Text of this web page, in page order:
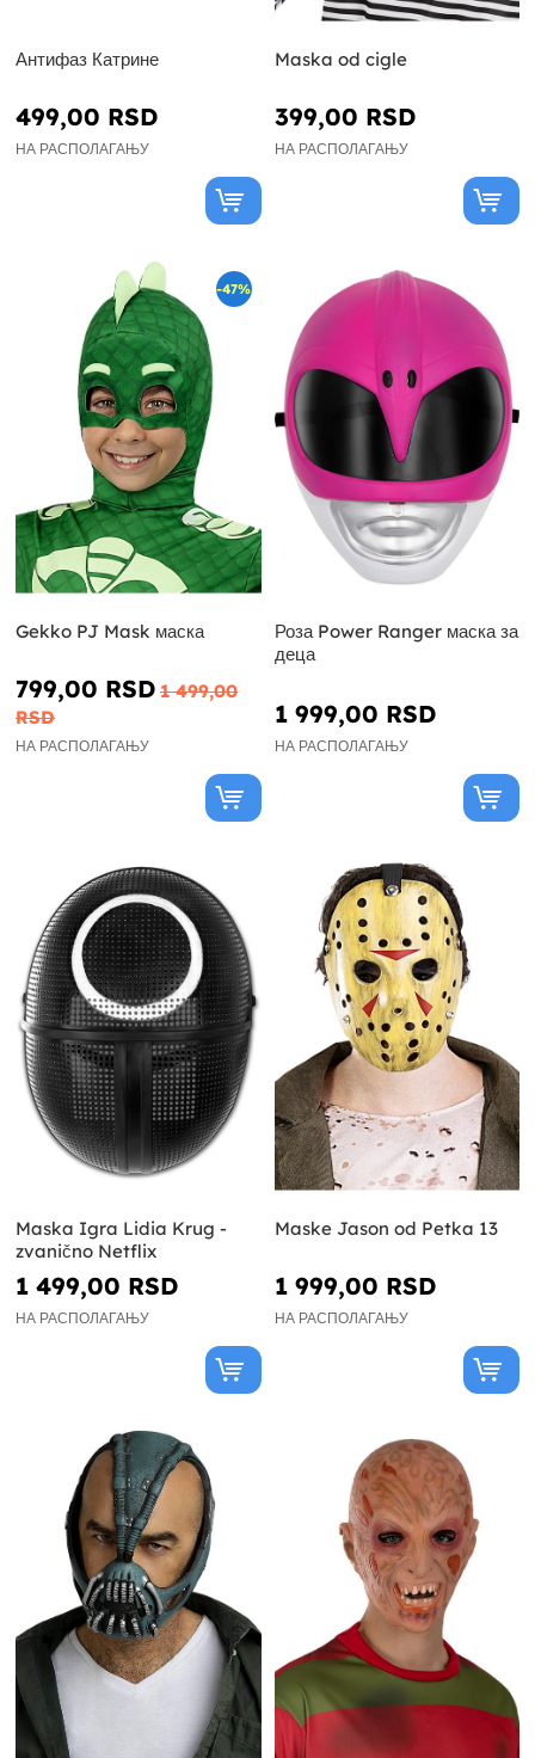
Антифаз Катрине
499,00 RSD
НА РАСПОЛАГАЊУ
Maska od cigle
399,00 RSD
НА РАСПОЛАГАЊУ
-47%
Gekko PJ Mask маска
799,00 RSD 1 499,00
RSD
НА РАСПОЛАГАЊУ
Роза Power Ranger маска за
деца
1 999,00 RSD
НА РАСПОЛАГАЊУ
Maska Igra Lidia Krug -
zvanično Netflix
1 499,00 RSD
НА РАСПОЛАГАЊУ
Maske Jason od Petka 13
1 999,00 RSD
НА РАСПОЛАГАЊУ